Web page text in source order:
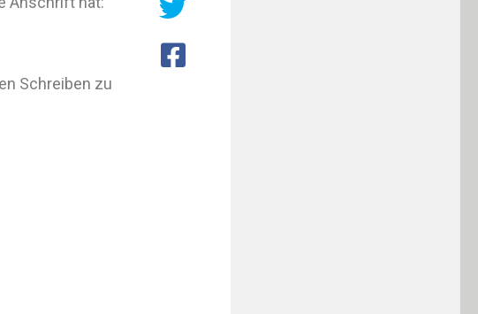
Schreiben zu